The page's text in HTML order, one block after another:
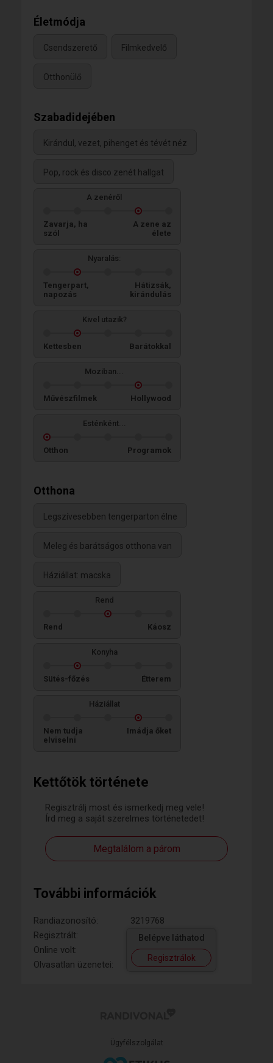
Kettőtök története
Regisztrálj most és ismerkedj meg vele!
Írd meg a saját szerelmes történetedet!
Megtalálom a párom
További információk
Randiazonosító:
3219768
Regisztrált:
Online volt:
Olvasatlan üzenetei:
Belépve láthatod
Regisztrálok
Életmódja
Csendszerető Filmkedvelő
Otthonülő
Szabadidejében
Kirándul, vezet, pihenget és tévét néz
Pop, rock és disco zenét hallgat
A zenéről
Zavarja, ha
szól
A zene az
élete
Nyaralás:
Tengerpart,
napozás
Hátizsák,
kirándulás
Kivel utazik?
Kettesben Barátokkal
Moziban...
Művészfilmek Hollywood
Esténként...
Otthon Programok
Otthona
Legszívesebben tengerparton élne
Meleg és barátságos otthona van
Háziállat: macska
Rend
Rend Káosz
Konyha
Sütés-főzés Étterem
Háziállat
Nem tudja
elviselni
Imádja őket
Ügyfélszolgálat